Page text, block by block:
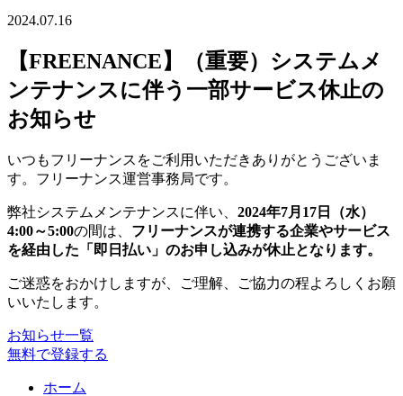
2024.07.16
【FREENANCE】（重要）システムメ
ンテナンスに伴う一部サービス休止の
お知らせ
いつもフリーナンスをご利用いただきありがとうございま
す。フリーナンス運営事務局です。
弊社システムメンテナンスに伴い、 2024年7月17日（水）
4:00～5:00の間は、 フリーナンスが連携する企業やサービス
を経由した「即日払い」のお申し込みが休止となります。
ご迷惑をおかけしますが、ご理解、ご協力の程よろしくお願
いいたします。
お知らせ一覧
無料で登録する
ホーム